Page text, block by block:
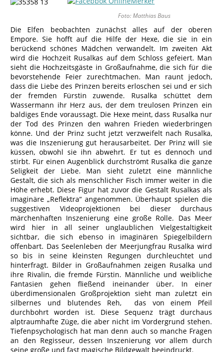
Foto: Matthias Baus
Die Elfen beobachten zunächst alles auf der oberen
Empore. Sie hofft auf die Hilfe der Hexe, die sie in ein
berückend schönes Mädchen verwandelt. Im zweiten Akt
wird die Hochzeit Rusalkas auf dem Schloss gefeiert. Man
sieht die Hochzeitsgäste in Großaufnahme, die sich für die
bevorstehende Feier zurechtmachen. Man raunt jedoch,
dass die Liebe des Prinzen bereits erloschen sei und er sich
der fremden Fürstin zuwende. Rusalka schüttet dem
Wassermann ihr Herz aus, der dem treulosen Prinzen ein
baldiges Ende voraussagt. Die Hexe meint, dass Rusalka nur
der Tod des Prinzen den wahren Frieden wiederbringen
könne. Und der Prinz sucht jetzt verzweifelt nach Rusalka,
was die Inszenierung gut herausarbeitet. Der Prinz will sie
küssen, obwohl sie ihn abwehrt. Er tut es dennoch und
stirbt. Für einen Augenblick durchströmt Rusalka die ganze
Seligkeit der Liebe. Man sieht zuletzt eine männliche
Gestalt, die sich als menschlicher Fisch immer weiter in die
Höhe erhebt. Diese Figur hat zuvor die Gestalt Rusalkas als
imaginäre „Reflektra“ angenommen. Überhaupt spielen die
suggestiven Videoprojektionen bei dieser durchaus
märchenhaften Inszenierung eine große Rolle. Das Meer
wird hier in all seiner unglaublichen Vielgestaltigkeit
sichtbar, die sich ebenso in imaginären Spiegelbildern
offenbart. Das Seelenleben der Meerjungfrau Rusalka wird
so bis in seine kleinsten Regungen durchleuchtet und
hinterfragt. Bilder in Großaufnahmen zeigen Rusalka und
ihre Rivalin, die fremde Fürstin. Männliche und weibliche
Fantasien gehen fließend ineinander über. In einer
überdimensionalen Großprojektion sieht man zuletzt ein
silbernes und blutendes Reh, das von einem Pfeil
durchbohrt worden ist. Diese Sequenz trägt durchaus
alptraumhafte Züge, die aber nicht im Vordergrund stehen.
Tiefenpsychologisch hat man denn auch so manche Fragen
an den Regisseur, dessen Inszenierung vor allem durch
seine große und fast magische Bildgewalt beeindruckt.